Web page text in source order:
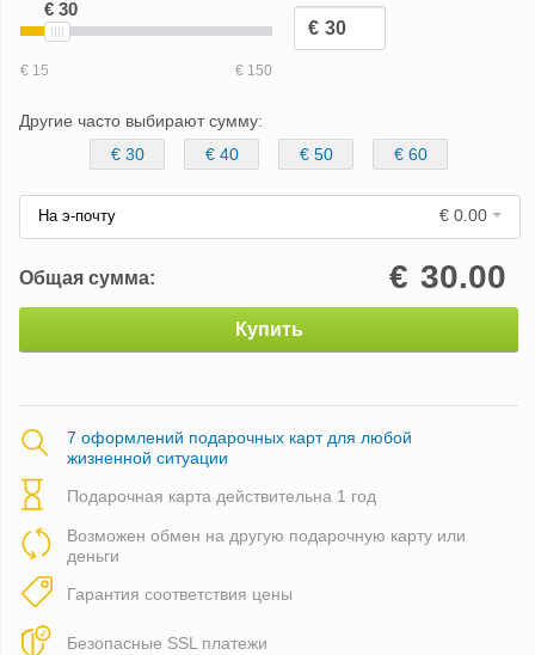
Другие часто выбирают сумму:
€ 30
€ 40 € 50 € 60
На э-почту € 0.00
Общая сумма: 30.00
€
Купить
7 оформлений подарочных карт для любой
жизненной ситуации
Подарочная карта действительна 1 год
Возможен обмен на другую подарочную карту или
деньги
Гарантия соответствия цены
Безопасные SSL платежи